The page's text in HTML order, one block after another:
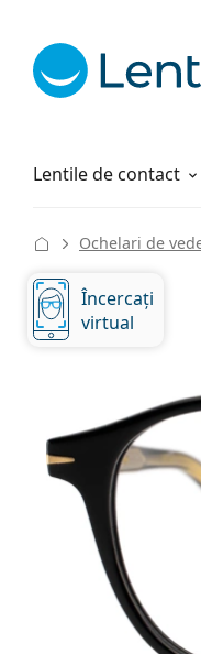
Lentile de contact
Soluții
Cum comandați
Ochelari de
43 mm
Înălțime lentilă
Încercați
virtual